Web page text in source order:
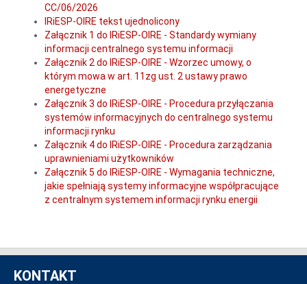
CC/06/2026
IRiESP-OIRE tekst ujednolicony
Załącznik 1 do IRiESP-OIRE - Standardy wymiany
informacji centralnego systemu informacji
Załącznik 2 do IRiESP-OIRE - Wzorzec umowy, o
którym mowa w art. 11zg ust. 2 ustawy prawo
energetyczne
Załącznik 3 do IRiESP-OIRE - Procedura przyłączania
systemów informacyjnych do centralnego systemu
informacji rynku
Załącznik 4 do IRiESP-OIRE - Procedura zarządzania
uprawnieniami użytkowników
Załącznik 5 do IRiESP-OIRE - Wymagania techniczne,
jakie spełniają systemy informacyjne współpracujące
z centralnym systemem informacji rynku energii
KONTAKT